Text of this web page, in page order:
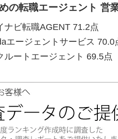
の転職エージェント 営
ナビ転職AGENT 71.2点
エージェントサービス 70.0
ルートエージェント 69.5点